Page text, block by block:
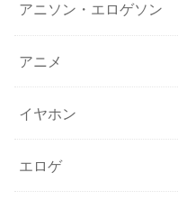
アニソン・エロゲソン
アニメ
イヤホン
エロゲ